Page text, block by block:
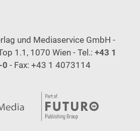
und Mediaservice GmbH -
1.1, 1070 Wien - Tel.: +43 1
0 - Fax: +43 1 4073114